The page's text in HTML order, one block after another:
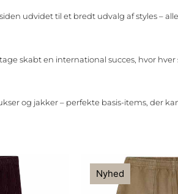
udvidet til et bredt udvalg af styles –
skabt en international succes, hvor
og jakker – perfekte basis-items, der
Nyhed